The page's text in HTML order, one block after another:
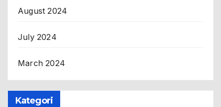
August 2024
July 2024
March 2024
Kategori